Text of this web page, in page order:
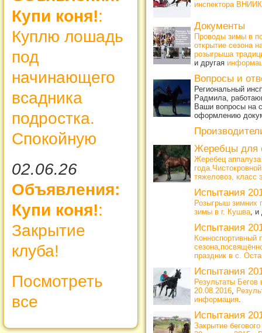
Купи коня!:
Куплю лошадь
под
начинающего
всадника
подростка.
Спокойную
02.06.26
Объявления:
Купи коня!:
Закрытие
клуба!
Посмотреть
все
инспектора ВНИИК
Документы
Проводы зимы в
открытие сезона
розыгрыша
и другая
Вопросы и
Региональный
Радмила,
Ваши вопросы на
оформлению
Жеребцы для
Жеребец
тяжеловоз, класс
Испытания
Розыгрыш зимних
зимы в г. Кушва ,
Испытания
Конноспортивный
праздник в с.
Испытания
Результаты Бегов
20.08.2016
информация
Испытания
Закрытие